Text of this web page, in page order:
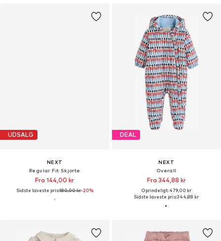
UDSALG
NEXT
Regular Fit Skjorte
Fra 144,00 kr
Sidste laveste pris:180,00 kr-20%
DEAL
NEXT
Overall
Fra 344,88 kr
Oprindeligt: 479,00 kr
Sidste laveste pris:344,88 kr